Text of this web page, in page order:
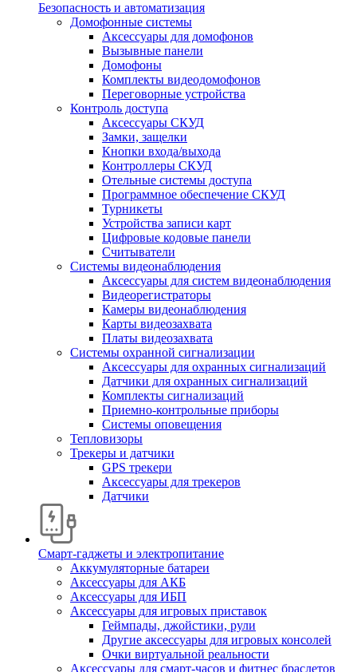
Безопасность и автоматизация
Домофонные системы
Аксессуары для домофонов
Вызывные панели
Домофоны
Комплекты видеодомофонов
Переговорные устройства
Контроль доступа
Аксессуары СКУД
Замки, защелки
Кнопки входа/выхода
Контроллеры СКУД
Отельные системы доступа
Программное обеспечение СКУД
Турникеты
Устройства записи карт
Цифровые кодовые панели
Считыватели
Системы видеонаблюдения
Аксессуары для систем видеонаблюдения
Видеорегистраторы
Камеры видеонаблюдения
Карты видеозахвата
Платы видеозахвата
Системы охранной сигнализации
Аксессуары для охранных сигнализаций
Датчики для охранных сигнализаций
Комплекты сигнализаций
Приемно-контрольные приборы
Системы оповещения
Тепловизоры
Трекеры и датчики
GPS трекери
Аксессуары для трекеров
Датчики
Смарт-гаджеты и электропитание
Аккумуляторные батареи
Аксессуары для АКБ
Аксессуары для ИБП
Аксессуары для игровых приставок
Геймпады, джойстики, рули
Другие аксессуары для игровых консолей
Очки виртуальной реальности
Аксессуары для смарт-часов и фитнес браслетов